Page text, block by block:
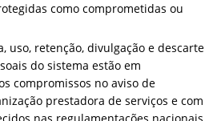
como comprometidas ou
uso, retenção, divulgação e descarte
do sistema estão em
compromissos no aviso de
prestadora de serviços e com